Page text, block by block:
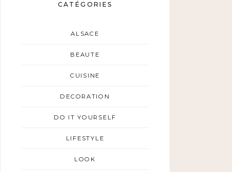
CATÉGORIES
ALSACE
BEAUTE
CUISINE
DECORATION
DO IT YOURSELF
LIFESTYLE
LOOK